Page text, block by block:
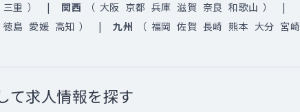
三重 ） 関西 （ 大阪 京都 兵庫 滋賀 奈良 和歌山 ）
徳島 愛媛 高知 ） 九州 （ 福岡 佐賀 長崎 熊本 大分 宮崎
て求人情報を探す